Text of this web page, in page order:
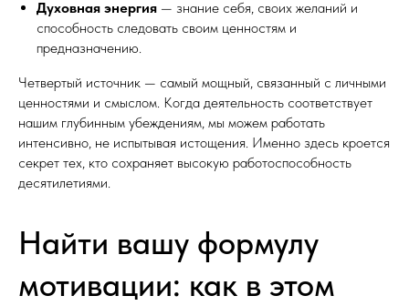
Духовная энергия — знание себя, своих желаний и
способность следовать своим ценностям и
предназначению.
Четвертый источник — самый мощный, связанный с личными
ценностями и смыслом. Когда деятельность соответствует
нашим глубинным убеждениям, мы можем работать
интенсивно, не испытывая истощения. Именно здесь кроется
секрет тех, кто сохраняет высокую работоспособность
десятилетиями.
Найти вашу формулу
мотивации: как в этом